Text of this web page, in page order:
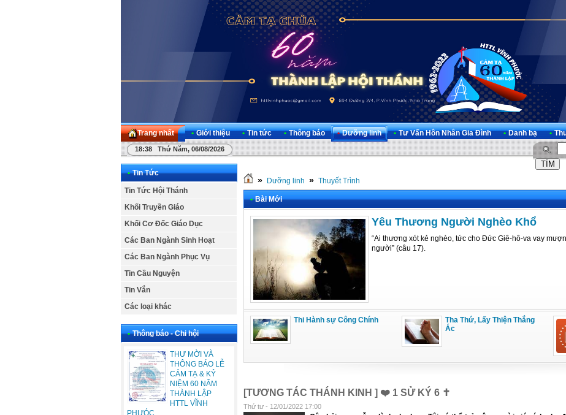
Trang nhất • Giới thiệu • Tin tức • Thông báo • Dưỡng linh • Tư Vấn Hôn Nhân Gia Đình • Danh bạ •
18:38 Thứ Năm, 06/08/2026
• Tin Tức
Tin Tức Hội Thánh
Khối Truyền Giáo
Khối Cơ Đốc Giáo Dục
Các Ban Ngành Sinh Hoạt
Các Ban Ngành Phục Vụ
Tin Cầu Nguyện
Tin Vắn
Các loại khác
• Thông báo - Chi hội
THƯ MỜI VÀ
THÔNG BÁO LỄ
CẢM TẠ & KỶ
NIỆM 60 NĂM
THÀNH LẬP
HTTL VĨNH
PHƯÓC
» Dưỡng linh » Thuyết Trình
• Bài Mới
Yêu Thương Người Nghèo Khổ
“Ai thương xót kẻ nghèo, tức cho Đức Giê-hô-va vay
người” (câu 17).
Thi Hành sự Công Chính
Tha Thứ, Lấy Thiện Thắng
Ác
[TƯƠNG TÁC THÁNH KINH ] ❤️ 1 SỬ KÝ 6 ✝️
Thứ tư - 12/01/2022 17:00